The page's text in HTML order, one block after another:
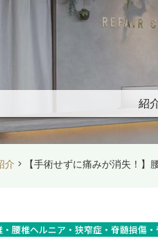
紹
介 【手術せずに痛みが消失！
・腰椎ヘルニア・狭窄症・脊髄損傷